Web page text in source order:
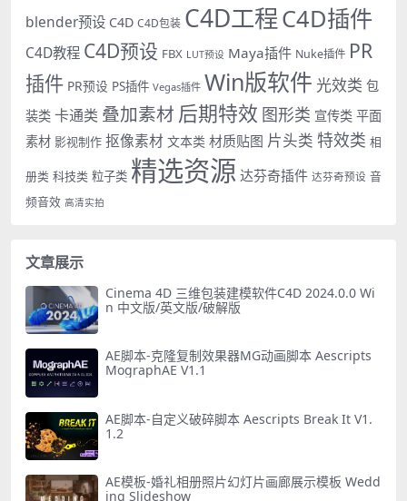
blender预设 C4D C4D包装 C4D工程C4D插件
C4D教程 C4D预设 FBX LUT预设 Maya插件 Nuke插件 PR
插件 PR预设 PS插件 Vegas插件 Win版软件 光效类 包
装类 卡通类 叠加素材 后期特效 图形类 宣传类 平面
素材 影视制作 抠像素材 文本类 材质贴图 片头类 特效类 相
册类 科技类 粒子类 精选资源 达芬奇插件 达芬奇预设 音
频音效 高清实拍
文章展示
Cinema 4D 三维包装建模软件C4D 2024.0.0 Wi
n 中文版/英文版/破解版
AE脚本-克隆复制效果器MG动画脚本 Aescripts
MographAE V1.1
AE脚本-自定义破碎脚本 Aescripts Break It V1.
1.2
AE模板-婚礼相册照片幻灯片画廊展示模板 Wedd
ing Slideshow